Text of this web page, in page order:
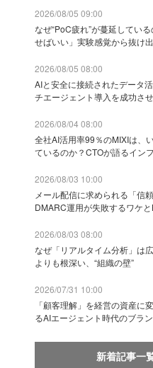
2026/08/05 09:00
なぜ“PoC疲れ”が蔓延してい
せばいい」実験感覚から抜け
2026/08/05 08:00
AIと安全に接続されたデータ
チエージェント導入を成功さ
2026/08/04 08:00
全社AI活用率99％のMIXIは、
ているのか？CTOが語るイン
2026/08/03 10:00
メール配信に求められる「信
DMARC運用が失敗するワケ
2026/08/03 08:00
なぜ「リアルタイム分析」は
よりも根深い、“組織の壁”
2026/07/31 10:00
「顧客理解」を経営の資産に
るAIエージェント時代のブラ
新着記事一